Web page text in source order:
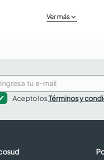
Ver más
Acepto losTérminos y